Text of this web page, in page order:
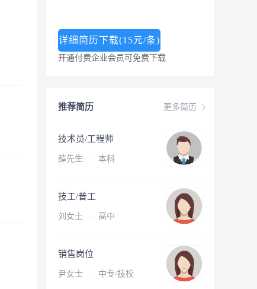
详细简历下载(15元/条)
开通付费企业会员可免费下载
更多简历
推荐简历
技术员/工程师
薛先生 · 本科
技工/普工
刘女士 · 高中
销售岗位
尹女士 · 中专/技校